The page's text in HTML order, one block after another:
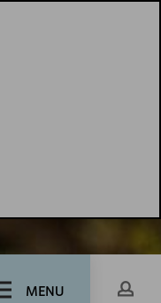
MENU